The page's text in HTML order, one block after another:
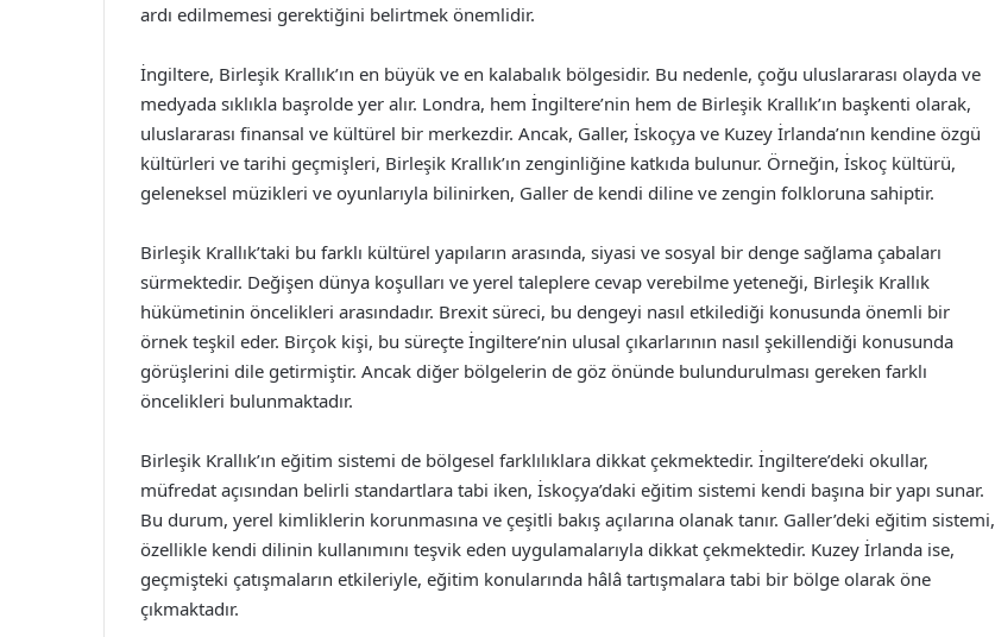
ardı edilmemesi gerektiğini belirtmek önemlidir.
İngiltere, Birleşik Krallık’ın en büyük ve en kalabalık bölgesidir. Bu nedenle, çoğu uluslararası olayda ve
medyada sıklıkla başrolde yer alır. Londra, hem İngiltere’nin hem de Birleşik Krallık’ın başkenti olarak,
uluslararası finansal ve kültürel bir merkezdir. Ancak, Galler, İskoçya ve Kuzey İrlanda’nın kendine özgü
kültürleri ve tarihi geçmişleri, Birleşik Krallık’ın zenginliğine katkıda bulunur. Örneğin, İskoç kültürü,
geleneksel müzikleri ve oyunlarıyla bilinirken, Galler de kendi diline ve zengin folkloruna sahiptir.
Birleşik Krallık’taki bu farklı kültürel yapıların arasında, siyasi ve sosyal bir denge sağlama çabaları
sürmektedir. Değişen dünya koşulları ve yerel taleplere cevap verebilme yeteneği, Birleşik Krallık
hükümetinin öncelikleri arasındadır. Brexit süreci, bu dengeyi nasıl etkilediği konusunda önemli bir
örnek teşkil eder. Birçok kişi, bu süreçte İngiltere’nin ulusal çıkarlarının nasıl şekillendiği konusunda
görüşlerini dile getirmiştir. Ancak diğer bölgelerin de göz önünde bulundurulması gereken farklı
öncelikleri bulunmaktadır.
Birleşik Krallık’ın eğitim sistemi de bölgesel farklılıklara dikkat çekmektedir. İngiltere’deki okullar,
müfredat açısından belirli standartlara tabi iken, İskoçya’daki eğitim sistemi kendi başına bir yapı sunar.
Bu durum, yerel kimliklerin korunmasına ve çeşitli bakış açılarına olanak tanır. Galler’deki eğitim sistemi,
özellikle kendi dilinin kullanımını teşvik eden uygulamalarıyla dikkat çekmektedir. Kuzey İrlanda ise,
geçmişteki çatışmaların etkileriyle, eğitim konularında hâlâ tartışmalara tabi bir bölge olarak öne
çıkmaktadır.